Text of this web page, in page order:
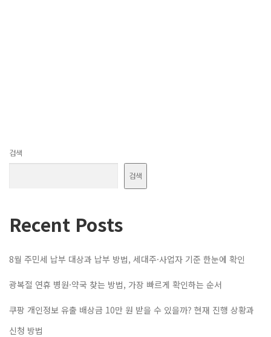
검색
검색
Recent Posts
8월 주민세 납부 대상과 납부 방법, 세대주·사업자 기준 한눈에 확인
광복절 연휴 병원·약국 찾는 방법, 가장 빠르게 확인하는 순서
쿠팡 개인정보 유출 배상금 10만 원 받을 수 있을까? 현재 진행 상황과
신청 방법